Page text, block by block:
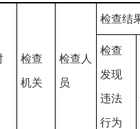
检查
机关
检查人
员
检查结
检查
发现
违法
行为